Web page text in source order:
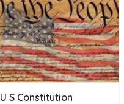
U S Constitution